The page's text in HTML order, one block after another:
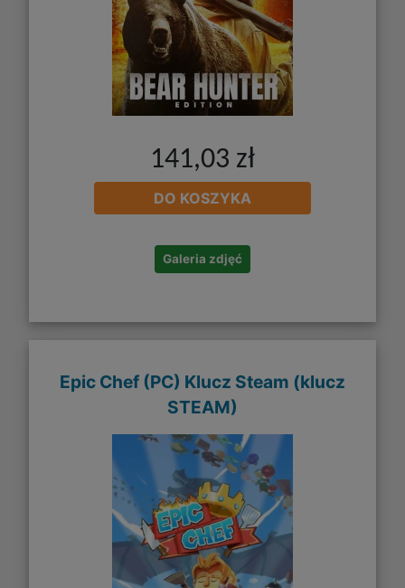
141,03 zł
DO KOSZYKA
Galeria zdjęć
Epic Chef (PC) Klucz Steam (klucz
STEAM)